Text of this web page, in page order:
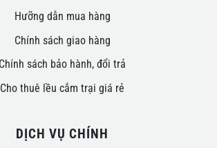
Hưỡng dẫn mua hàng
Chính sách giao hàng
Chính sách bảo hành, đổi trả
Cho thuê lều cắm trại giá rẻ
DỊCH VỤ CHÍNH